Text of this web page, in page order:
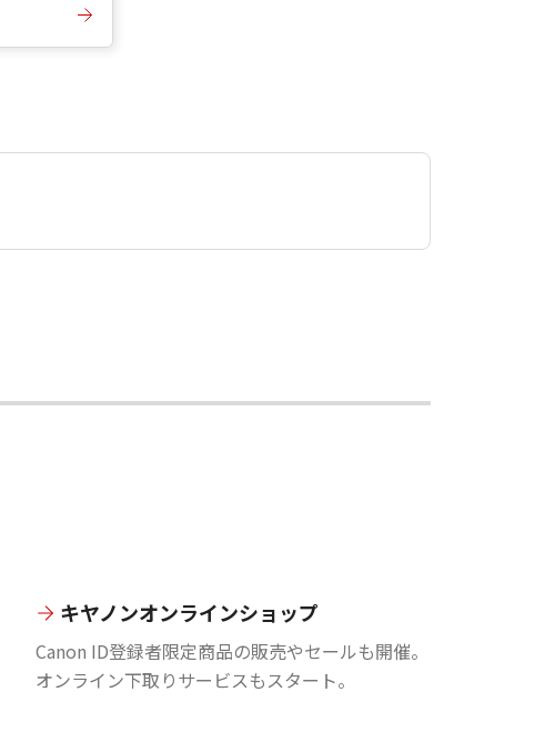
キヤノンオンラインショップ
Canon ID登録者限定商品の販売やセールも開催。
オンライン下取りサービスもスタート。